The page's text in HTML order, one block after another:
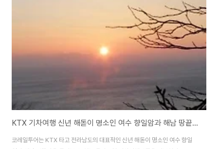
수 있다. 해돋이 관람 후 해맞이 광장에서 펼쳐지는 다양한 행사를 둘러보고 과
메기로 유명한 구룡포 어시장 맛집을 찾아 맛있게 별미를 즐겨보자. 자유 식사
후 천년의 역사가 숨쉬는 경주로 이동, 유네스코에 세계문화유산으로 등재되어
KTX 기차여행 신년 해돋이 명소인 여수 향일암과 해남 땅끝마을 둘러볼 수 있는 무박 2일 기차여행상품
코레일투어는 KTX 타고 전라남도의 대표적인 신년 해돋이 명소인 여수 향일